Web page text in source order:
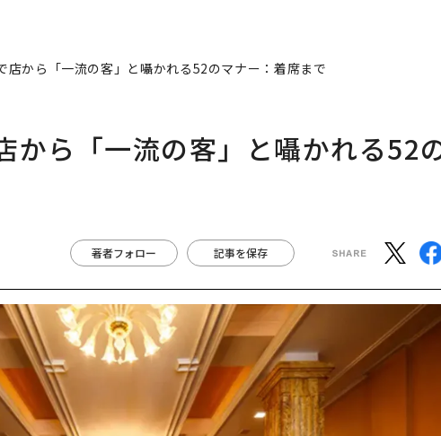
店から「一流の客」と囁かれる52のマナー：着席まで
から「一流の客」と囁かれる52
著者フォロー 記事を保存